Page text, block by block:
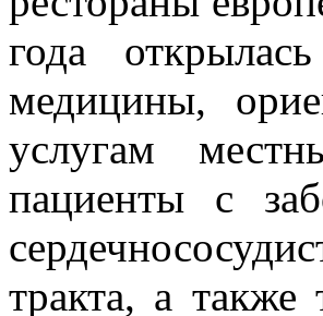
года
медицины,
услугам
пациенты с
тракта, а также